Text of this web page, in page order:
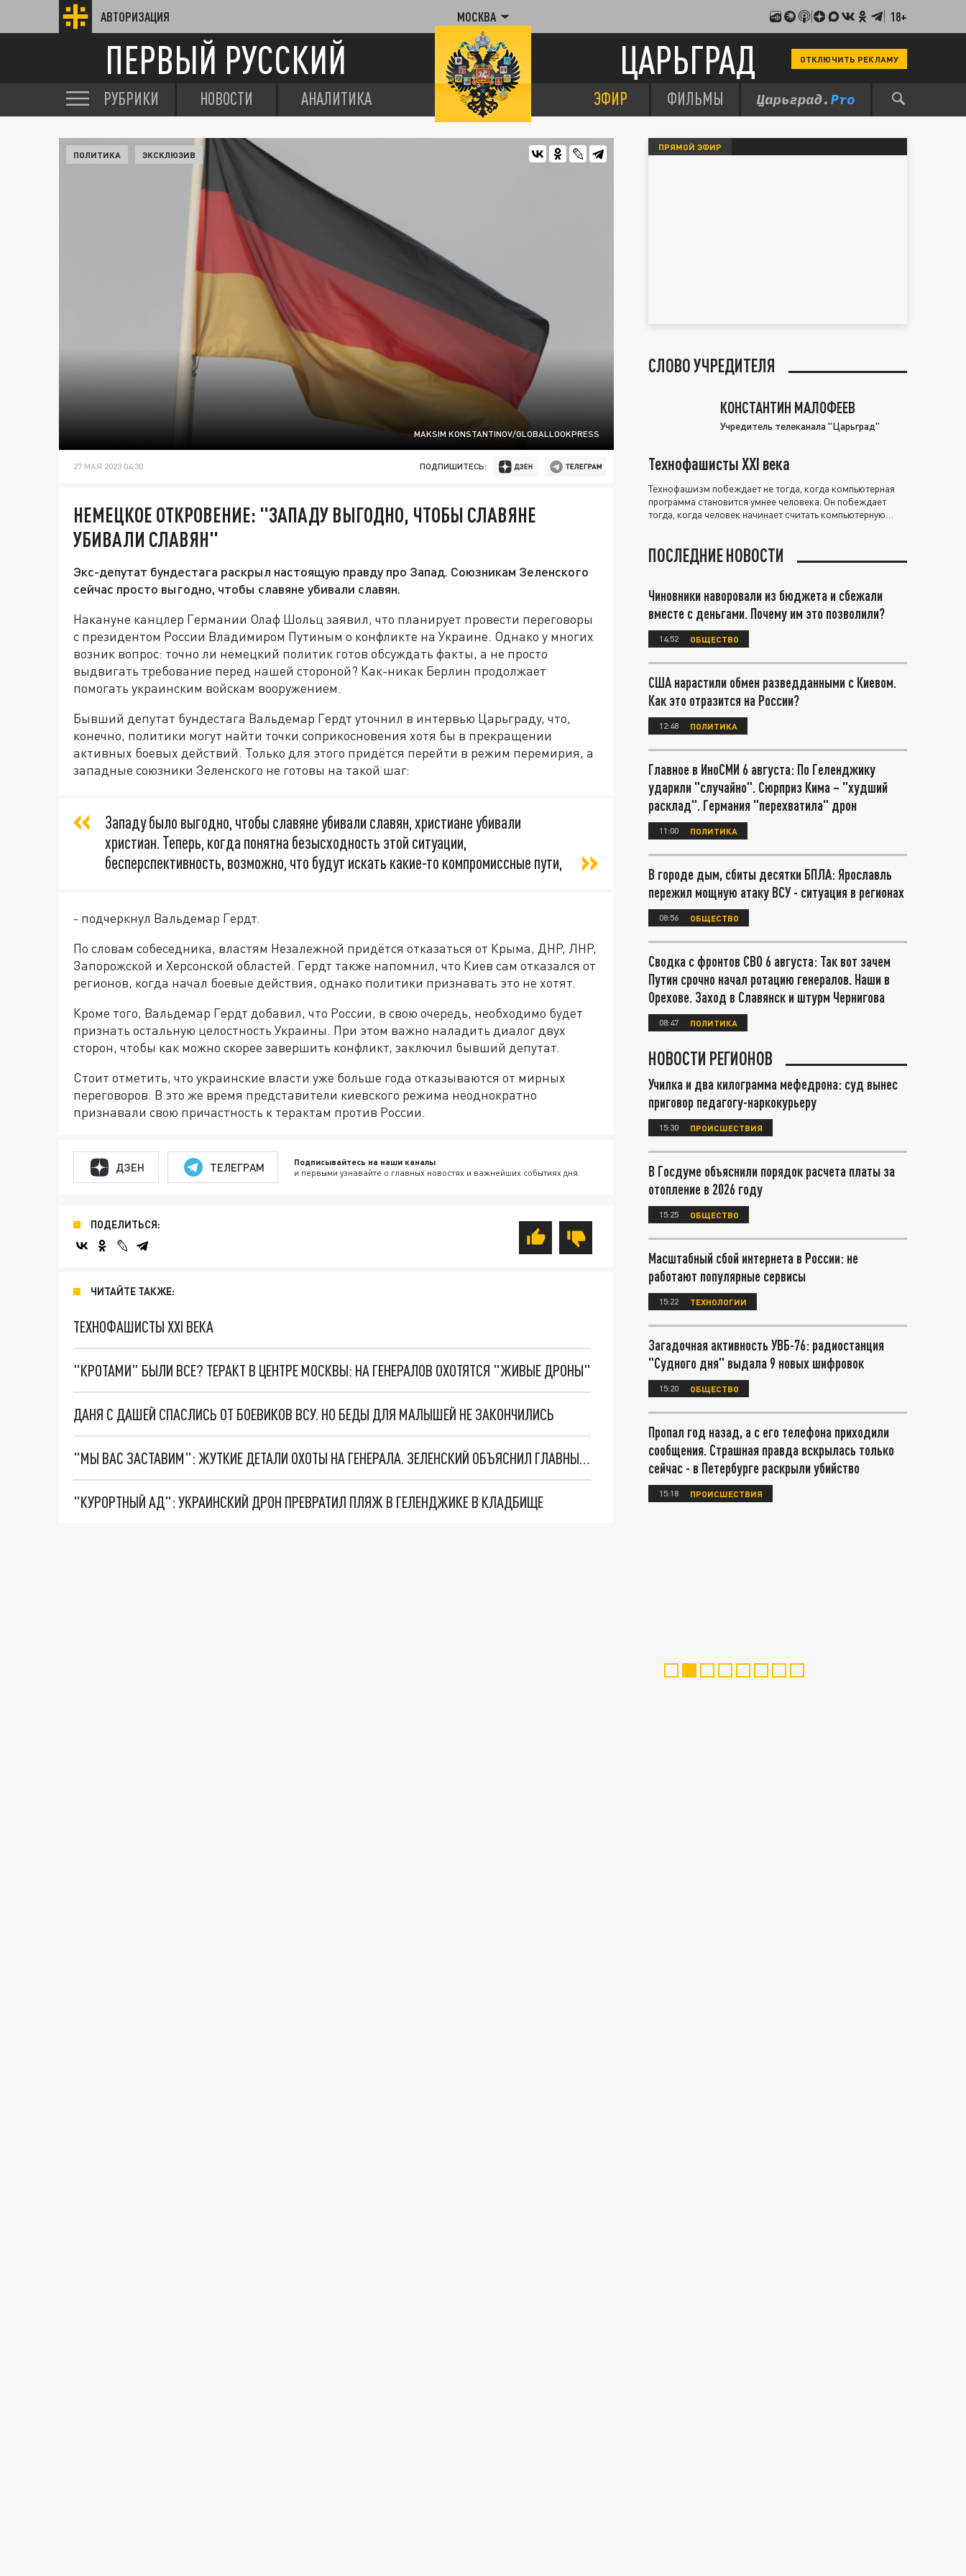
АВТОРИЗАЦИЯ МОСКВА 18+
ПЕРВЫЙ РУССКИЙ ЦАРЬГРАД ОТКЛЮЧИТЬ РЕКЛАМУ
РУБРИКИ НОВОСТИ АНАЛИТИКА ЭФИР ФИЛЬМЫ
MAKSIM KONSTANTINOV/GLOBALLOOKPRESS
ПОЛИТИКА ЭКСКЛЮЗИВ
27 МАЯ 2023 04:30 ПОДПИШИТЕСЬ:
НЕМЕЦКОЕ ОТКРОВЕНИЕ: "ЗАПАДУ ВЫГОДНО, ЧТОБЫ СЛАВЯНЕ
УБИВАЛИ СЛАВЯН"
Экс-депутат бундестага раскрыл настоящую правду про Запад. Союзникам Зеленского
сейчас просто выгодно, чтобы славяне убивали славян.
Накануне канцлер Германии Олаф Шольц заявил, что планирует провести переговоры
с президентом России Владимиром Путиным о конфликте на Украине. Однако у многих
возник вопрос: точно ли немецкий политик готов обсуждать факты, а не просто
выдвигать требование перед нашей стороной? Как-никак Берлин продолжает
помогать украинским войскам вооружением.
Бывший депутат бундестага Вальдемар Гердт уточнил в интервью Царьграду, что,
конечно, политики могут найти точки соприкосновения хотя бы в прекращении
активных боевых действий. Только для этого придётся перейти в режим перемирия, а
западные союзники Зеленского не готовы на такой шаг:
Западу было выгодно, чтобы славяне убивали славян, христиане убивали
христиан. Теперь, когда понятна безысходность этой ситуации,
бесперспективность, возможно, что будут искать какие-то компромиссные пути,
- подчеркнул Вальдемар Гердт.
По словам собеседника, властям Незалежной придётся отказаться от Крыма, ДНР, ЛНР,
Запорожской и Херсонской областей. Гердт также напомнил, что Киев сам отказался от
регионов, когда начал боевые действия, однако политики признавать это не хотят.
Кроме того, Вальдемар Гердт добавил, что России, в свою очередь, необходимо будет
признать остальную целостность Украины. При этом важно наладить диалог двух
сторон, чтобы как можно скорее завершить конфликт, заключил бывший депутат.
Стоит отметить, что украинские власти уже больше года отказываются от мирных
переговоров. В это же время представители киевского режима неоднократно
признавали свою причастность к терактам против России.
ДЗЕН ТЕЛЕГРАМ Подписывайтесь на наши каналы
и первыми узнавайте о главных новостях и важнейших событиях дня.
ПОДЕЛИТЬСЯ:
ЧИТАЙТЕ ТАКЖЕ:
ТЕХНОФАШИСТЫ XXI ВЕКА
"КРОТАМИ" БЫЛИ ВСЕ? ТЕРАКТ В ЦЕНТРЕ МОСКВЫ: НА ГЕНЕРАЛОВ ОХОТЯТСЯ "ЖИВЫЕ ДРОНЫ"
ДАНЯ С ДАШЕЙ СПАСЛИСЬ ОТ БОЕВИКОВ ВСУ. НО БЕДЫ ДЛЯ МАЛЫШЕЙ НЕ ЗАКОНЧИЛИСЬ
"МЫ ВАС ЗАСТАВИМ": ЖУТКИЕ ДЕТАЛИ ОХОТЫ НА ГЕНЕРАЛА. ЗЕЛЕНСКИЙ ОБЪЯСНИЛ ГЛАВНЫЙ СМЫСЛ ТЕРАКТА В ЦЕНТРЕ МОСКВЫ
"КУРОРТНЫЙ АД": УКРАИНСКИЙ ДРОН ПРЕВРАТИЛ ПЛЯЖ В ГЕЛЕНДЖИКЕ В КЛАДБИЩЕ
ПРЯМОЙ ЭФИР
СЛОВО УЧРЕДИТЕЛЯ
КОНСТАНТИН МАЛОФЕЕВ
Учредитель телеканала "Царьград"
Технофашисты XXI века
Технофашизм побеждает не тогда, когда компьютерная
программа становится умнее человека. Он побеждает
тогда, когда человек начинает считать компьютерную
ПОСЛЕДНИЕ НОВОСТИ
Чиновники наворовали из бюджета и сбежали
вместе с деньгами. Почему им это позволили?
14:52 ОБЩЕСТВО
США нарастили обмен разведданными с Киевом.
Как это отразится на России?
12:48 ПОЛИТИКА
Главное в ИноСМИ 6 августа: По Геленджику
ударили "случайно". Сюрприз Кима – "худший
расклад". Германия "перехватила" дрон
11:00 ПОЛИТИКА
В городе дым, сбиты десятки БПЛА: Ярославль
пережил мощную атаку ВСУ - ситуация в регионах
08:56 ОБЩЕСТВО
Сводка с фронтов СВО 6 августа: Так вот зачем
Путин срочно начал ротацию генералов. Наши в
Орехове. Заход в Славянск и штурм Чернигова
08:47 ПОЛИТИКА
НОВОСТИ РЕГИОНОВ
Училка и два килограмма мефедрона: суд вынес
приговор педагогу-наркокурьеру
15:30 ПРОИСШЕСТВИЯ
В Госдуме объяснили порядок расчета платы за
отопление в 2026 году
15:25 ОБЩЕСТВО
Масштабный сбой интернета в России: не
работают популярные сервисы
15:22 ТЕХНОЛОГИИ
Загадочная активность УВБ-76: радиостанция
"Судного дня" выдала 9 новых шифровок
15:20 ОБЩЕСТВО
Пропал год назад, а с его телефона приходили
сообщения. Страшная правда вскрылась только
сейчас - в Петербурге раскрыли убийство
15:18 ПРОИСШЕСТВИЯ